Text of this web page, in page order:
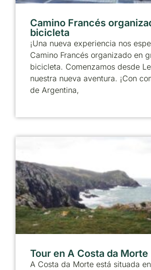
Camino Francés
bicicleta
¡Una nueva experiencia nos
Camino Francés organizado en
bicicleta. Comenzamos desde
nuestra nueva aventura. ¡Con
de Argentina,
Tour en A Costa da Morte
A Costa da Morte está situada